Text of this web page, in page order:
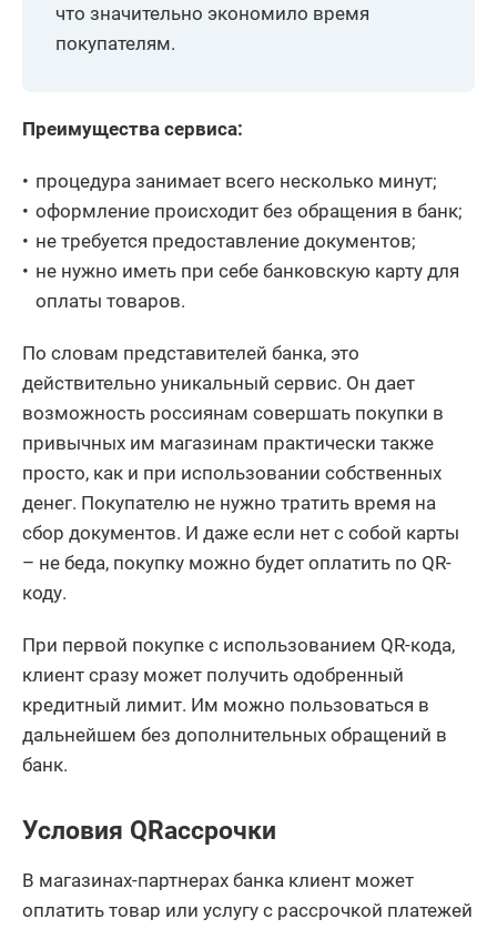
что значительно экономило время
покупателям.
Преимущества сервиса:
процедура занимает всего несколько минут;
оформление происходит без обращения в банк;
не требуется предоставление документов;
не нужно иметь при себе банковскую карту для
оплаты товаров.
По словам представителей банка, это
действительно уникальный сервис. Он дает
возможность россиянам совершать покупки в
привычных им магазинам практически также
просто, как и при использовании собственных
денег. Покупателю не нужно тратить время на
сбор документов. И даже если нет с собой карты
– не беда, покупку можно будет оплатить по QR-
коду.
При первой покупке с использованием QR-кода,
клиент сразу может получить одобренный
кредитный лимит. Им можно пользоваться в
дальнейшем без дополнительных обращений в
банк.
Условия QRассрочки
В магазинах-партнерах банка клиент может
оплатить товар или услугу с рассрочкой платежей